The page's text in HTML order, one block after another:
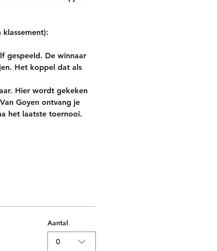
gespeeld. De winnaar
Het koppel dat als
Hier wordt gekeken
Goyen ontvang je
het laatste toernooi.
Aantal
0